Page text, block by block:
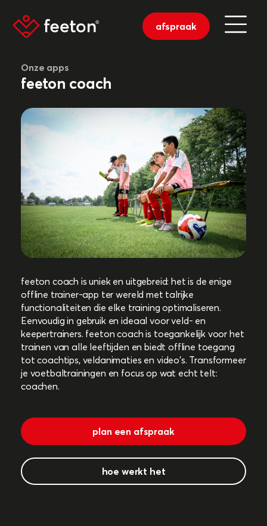
afspraak
Onze apps
feeton coach
feeton coach is uniek en uitgebreid: het is de enige
offline trainer-app ter wereld met talrijke
functionaliteiten die elke training optimaliseren.
Eenvoudig in gebruik en ideaal voor veld- en
keepertrainers. feeton coach is toegankelijk voor het
trainen van alle leeftijden en biedt offline toegang
tot coachtips, veldanimaties en video's. Transformeer
je voetbaltrainingen en focus op wat echt telt:
coachen.
plan een afspraak
hoe werkt het